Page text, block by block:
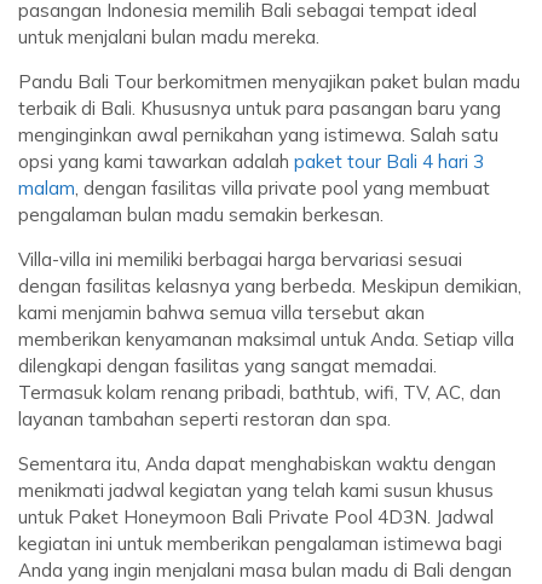
pasangan Indonesia memilih Bali sebagai tempat ideal
untuk menjalani bulan madu mereka.
Pandu Bali Tour berkomitmen menyajikan paket bulan madu
terbaik di Bali. Khususnya untuk para pasangan baru yang
menginginkan awal pernikahan yang istimewa. Salah satu
opsi yang kami tawarkan adalah paket tour Bali 4 hari 3
malam, dengan fasilitas villa private pool yang membuat
pengalaman bulan madu semakin berkesan.
Villa-villa ini memiliki berbagai harga bervariasi sesuai
dengan fasilitas kelasnya yang berbeda. Meskipun demikian,
kami menjamin bahwa semua villa tersebut akan
memberikan kenyamanan maksimal untuk Anda. Setiap villa
dilengkapi dengan fasilitas yang sangat memadai.
Termasuk kolam renang pribadi, bathtub, wifi, TV, AC, dan
layanan tambahan seperti restoran dan spa.
Sementara itu, Anda dapat menghabiskan waktu dengan
menikmati jadwal kegiatan yang telah kami susun khusus
untuk Paket Honeymoon Bali Private Pool 4D3N. Jadwal
kegiatan ini untuk memberikan pengalaman istimewa bagi
Anda yang ingin menjalani masa bulan madu di Bali dengan